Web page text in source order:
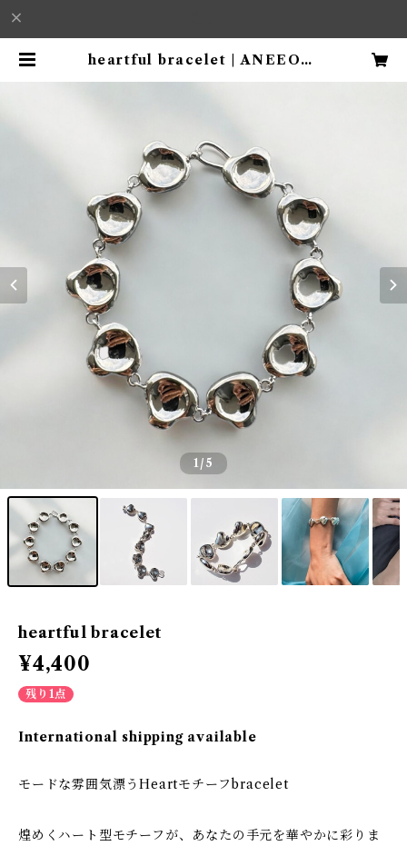
heartful bracelet | ANEEORI
1/5
heartful bracelet
¥4,400
残り1点
International shipping available
モードな雰囲気漂うHeartモチーフbracelet
煌めくハート型モチーフが、あなたの手元を華やかに彩りま